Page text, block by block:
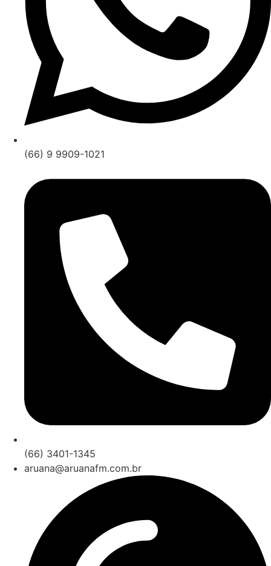
(66) 9 9909-1021
(66) 3401-1345
aruana@aruanafm.com.br